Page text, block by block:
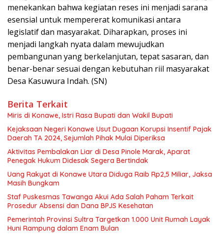
menekankan bahwa kegiatan reses ini menjadi sarana
esensial untuk mempererat komunikasi antara
legislatif dan masyarakat. Diharapkan, proses ini
menjadi langkah nyata dalam mewujudkan
pembangunan yang berkelanjutan, tepat sasaran, dan
benar-benar sesuai dengan kebutuhan riil masyarakat
Desa Kasuwura Indah. (SN)
Berita Terkait
Miris di Konawe, Istri Rasa Bupati dan Wakil Bupati
Kejaksaan Negeri Konawe Usut Dugaan Korupsi Insentif Pajak
Daerah TA 2024, Sejumlah Pihak Mulai Diperiksa
Aktivitas Pembalakan Liar di Desa Pinole Marak, Aparat
Penegak Hukum Didesak Segera Bertindak
Uang Rakyat di Konawe Utara Diduga Raib Rp2,5 Miliar, Jaksa
Masih Bungkam
Staf Puskesmas Tawanga Akui Ada Salah Paham Terkait
Prosedur Absensi dan Dana BPJS Kesehatan
Pemerintah Provinsi Sultra Targetkan 1.000 Unit Rumah Layak
Huni Rampung dalam Enam Bulan